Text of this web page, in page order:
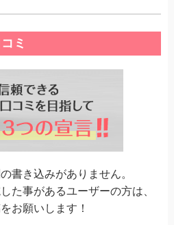
ミ
き込みがありません。
事があるユーザーの方は、
お願いします！